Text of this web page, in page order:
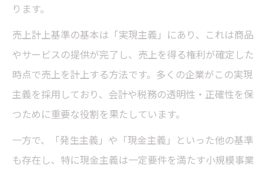
言
売上計上基準の選択で注意すべきポイント
売上計上基準の継続適用が重要な理由
税理士が伝える売上計上基準変更時の注意
点
計上タイミングの原則と経理リスクを考える
売上計上タイミングの原則を税理士が説明
ります。
売上計上基準の基本は「実現主義」にあり、これは商品
やサービスの提供が完了し、売上を得る権利が確定した
時点で売上を計上する方法です。多くの企業がこの実現
主義を採用しており、会計や税務の透明性・正確性を保
つために重要な役割を果たしています。
一方で、「発生主義」や「現金主義」といった他の基準
も存在し、特に現金主義は一定要件を満たす小規模事業